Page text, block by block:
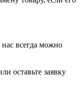
всегда можно
оставьте заявку